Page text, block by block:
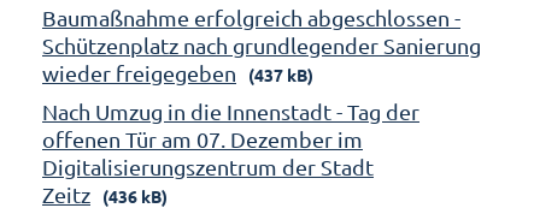
Baumaßnahme erfolgreich abgeschlossen -
Schützenplatz nach grundlegender Sanierung
wieder freigegeben
(437 kB)
Nach Umzug in die Innenstadt - Tag der
offenen Tür am 07. Dezember im
Digitalisierungszentrum der Stadt
Zeitz
(436 kB)